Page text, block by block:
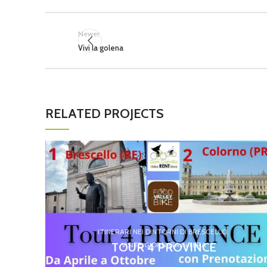
Newer
Vivi la golena
RELATED PROJECTS
ITINERARI NEI DINTORNI DI BRESCELLO
VISITE GIORNATA INTERA
TOUR 4 PROVINCE